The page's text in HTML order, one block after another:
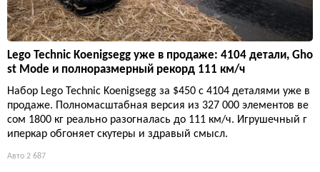
Lego Technic Koenigsegg уже в продаже: 4104 детали, Gho
st Mode и полноразмерный рекорд 111 км/ч
Набор Lego Technic Koenigsegg за $450 с 4104 деталями уже в
продаже. Полномасштабная версия из 327 000 элементов ве
сом 1800 кг реально разогналась до 111 км/ч. Игрушечный г
иперкар обгоняет скутеры и здравый смысл.
Авто 2 687